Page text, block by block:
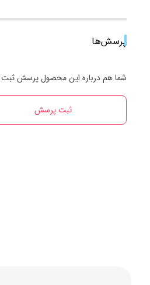
پرسش‌ها
شما هم درباره این محصول پرسش ثبت
ثبت پرسش